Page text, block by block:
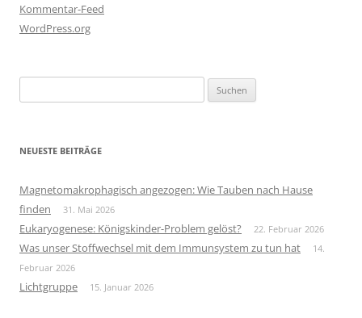
Kommentar-Feed
WordPress.org
nach:
NEUESTE BEITRÄGE
Magnetomakrophagisch angezogen: Wie Tauben nach Hause
finden
31. Mai 2026
Eukaryogenese: Königskinder-Problem gelöst? 22. Februar 2026
Was unser Stoffwechsel mit dem Immunsystem zu tun hat
14.
Februar 2026
Lichtgruppe 15. Januar 2026